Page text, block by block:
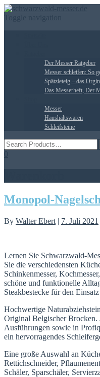
Der Messer Ratgeber
Messer schleifen: So
Spätzleteig – das
Das Messerheft, Der
Messer
Haushaltswaren
Schleifsteine
Monopol-
By Walter Ebert | 7. Juli 2021
Lernen Sie Schwarzwald-
Sie die verschiedensten
Schinkenmesser,
schöne und funktionelle
Steakbestecke für den
Hochwertige
Original Belgischer Brocken.
Ausführungen sowie in
ein hervorragendes
Eine große Auswahl an
Rettichschneider,
Schäler, Sparschäler,